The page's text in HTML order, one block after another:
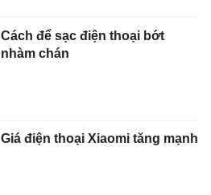
Cách để sạc điện thoại bớt
nhàm chán
Giá điện thoại Xiaomi tăng mạnh